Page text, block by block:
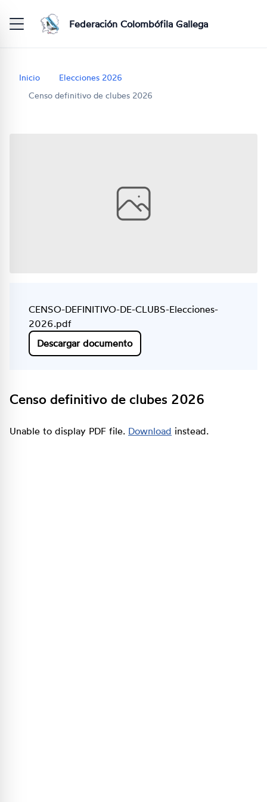
Federación Colombófila Gallega
Inicio Elecciones 2026
Censo definitivo de clubes 2026
CENSO-DEFINITIVO-DE-CLUBS-Elecciones-
2026.pdf
Descargar documento
Censo definitivo de clubes 2026
Unable to display PDF file. Download instead.